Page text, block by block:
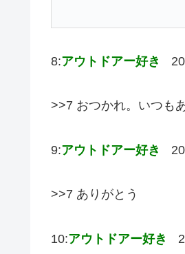
8:アウトドアー好き
>>7 おつかれ。いつも
9:アウトドアー好き
>>7 ありがとう
10:アウトドアー好き